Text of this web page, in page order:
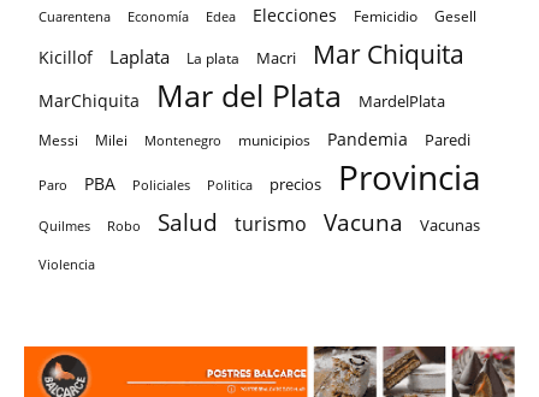
Cuarentena Economía Edea Elecciones Femicidio Gesell
Kicillof Laplata La plata Macri Mar Chiquita
MarChiquita Mar del Plata MardelPlata
Messi Milei Montenegro municipios Pandemia Paredi
Paro PBA Policiales Politica precios Provincia
Quilmes Robo Salud turismo Vacuna Vacunas
Violencia